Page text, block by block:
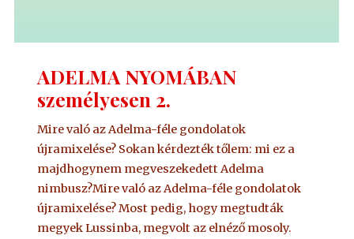
ADELMA NYOMÁBAN
személyesen 2.
Mire való az Adelma-féle gondolatok
újramixelése? Sokan kérdezték tőlem: mi ez a
majdhogynem megveszekedett Adelma
nimbusz?Mire való az Adelma-féle gondolatok
újramixelése? Most pedig, hogy megtudták
megyek Lussinba, megvolt az elnéző mosoly.